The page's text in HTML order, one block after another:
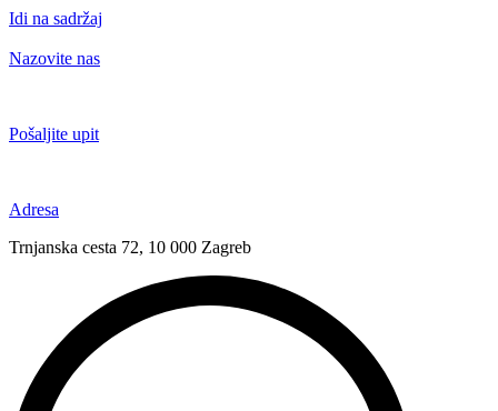
Idi na sadržaj
Nazovite nas
Pošaljite upit
Adresa
Trnjanska cesta 72, 10 000 Zagreb